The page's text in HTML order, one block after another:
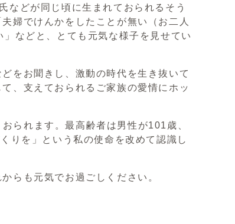
どが同じ頃に生まれておられるそう
婦でけんかをしたことが無い（お二人
などと、とても元気な様子を見せてい
をお聞きし、激動の時代を生き抜いて
、支えておられるご家族の愛情にホッ
られます。最高齢者は男性が101歳、
りを」という私の使命を改めて認識し
らも元気でお過ごしください。